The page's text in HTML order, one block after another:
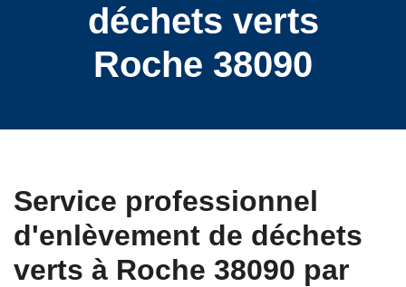
déchets verts
Roche 38090
Service professionnel
d'enlèvement de déchets
verts à Roche 38090 par